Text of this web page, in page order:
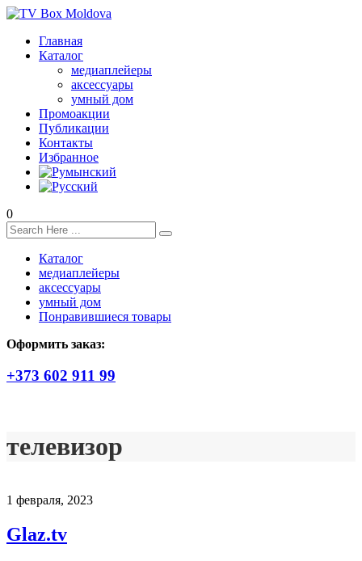
Главная
Каталог
медиаплейеры
аксессуары
умный дом
Промоакции
Публикации
Контакты
Избранное
0
Каталог
медиаплейеры
аксессуары
умный дом
Понравившиеся товары
Оформить заказ:
+373 602 911 99
телевизор
1 февраля, 2023
Glaz.tv